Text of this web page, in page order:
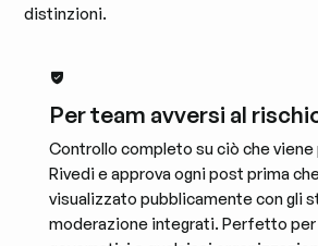
distinzioni.
Per team avversi al
Controllo completo su ciò che
Rivedi e approva ogni post prima
visualizzato pubblicamente con gli
moderazione integrati. Perfetto